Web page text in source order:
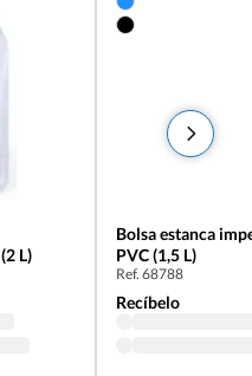
personalizada con ventana táctil (2 L)
Bolsa estanca
PVC (1,5 L)
Ref. 68788
Recíbelo